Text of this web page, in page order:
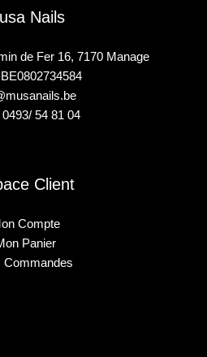
Nails
de Fer 16, 7170 Manage
54 81 04
Client
Compte
Panier
Commandes